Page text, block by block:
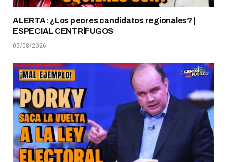
ALERTA: ¿Los peores candidatos regionales? |
ESPECIAL CENTRÍFUGOS
05/08/2026